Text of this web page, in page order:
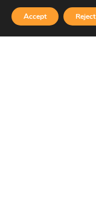
Accept Reject